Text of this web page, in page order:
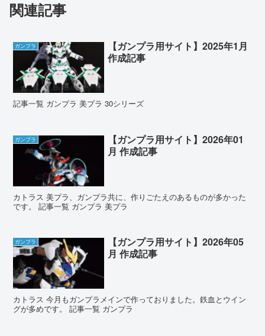
関連記事
ガンプラ
【ガンプラ用サイト】2025年1月
作成記事
記事一覧 ガンプラ 美プラ 30シリーズ
ガンプラ
【ガンプラ用サイト】2026年01
月 作成記事
カトラス 美プラ、ガンプラ共に、作りごたえのあるものが多かった
です。 記事一覧 ガンプラ 美プラ
ガンプラ
【ガンプラ用サイト】2026年05
月 作成記事
カトラス 今月もガンプラメインで作っておりました。鉄血とウイン
グが多めです。 記事一覧 ガンプラ